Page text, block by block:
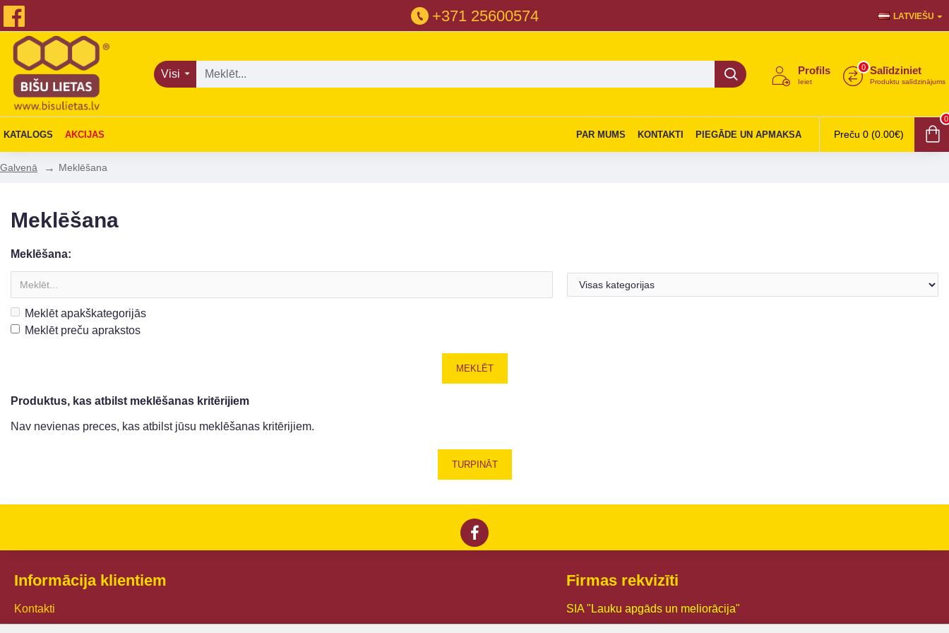
+371 25600574 LATVIEŠU
Visi Profils
Ieiet
Salīdziniet
Produktu salīdzinājums
0
KATALOGS AKCIJAS PAR MUMS KONTAKTI PIEGĀDE UN APMAKSA Preču 0 (0.00€)
0
Galvenā Meklēšana
Meklēšana
Meklēšana:
Meklēt apakškategorijās
Meklēt preču aprakstos
MEKLĒT
Produktus, kas atbilst meklēšanas kritērijiem
Nav nevienas preces, kas atbilst jūsu meklēšanas kritērijiem.
TURPINĀT
Informācija klientiem
Kontakti
Firmas rekvizīti
SIA "Lauku apgāds un meliorācija"